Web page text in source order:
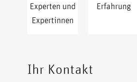
Experten und
Expertinnen
Erfahrung
Ihr Kontakt